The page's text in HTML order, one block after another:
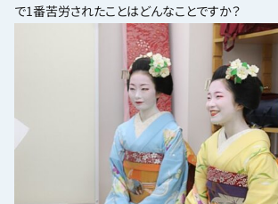
で1番苦労されたことはどんなことですか？